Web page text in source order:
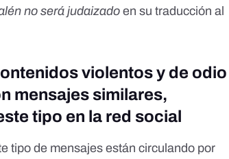
no será judaizadoen su traducción al
violentos y de odio
mensajes similares,
tipo en la red social
tipo de mensajes están circulando por